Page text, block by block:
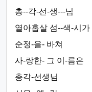
총--각-선-생---님
열아홉살 섬--색-시가
순정-을- 바쳐
사-랑한- 그 이-름은
총각-선생님